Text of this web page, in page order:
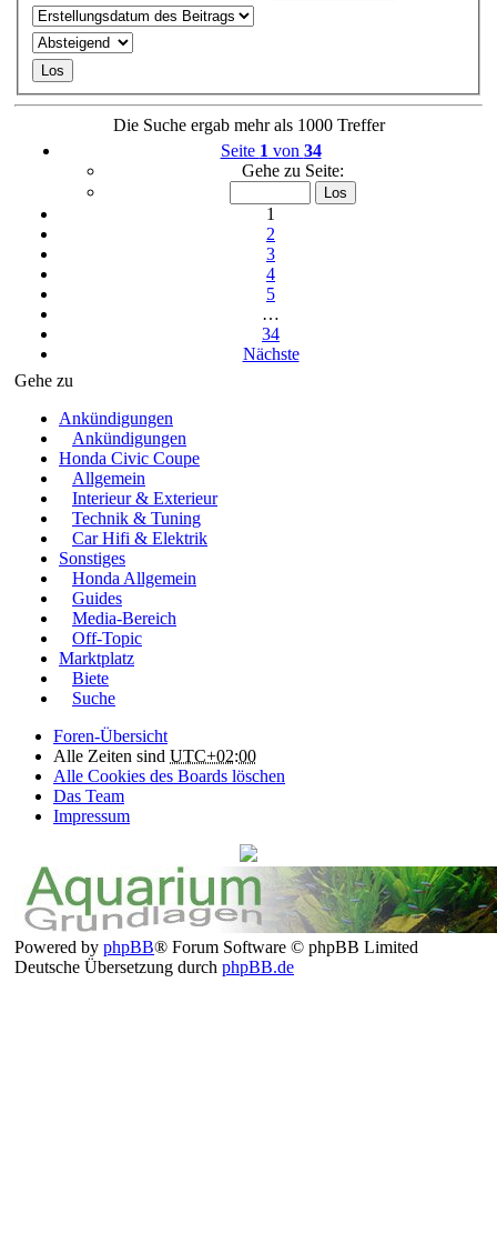
Die Suche ergab mehr als 1000 Treffer
Seite 1 von 34
Gehe zu Seite:
1
2
3
4
5
…
34
Nächste
Gehe zu
Ankündigungen
Ankündigungen
Honda Civic Coupe
Allgemein
Interieur & Exterieur
Technik & Tuning
Car Hifi & Elektrik
Sonstiges
Honda Allgemein
Guides
Media-Bereich
Off-Topic
Marktplatz
Biete
Suche
Foren-Übersicht
Alle Zeiten sind UTC+02:00
Alle Cookies des Boards löschen
Das Team
Impressum
Powered by phpBB® Forum Software © phpBB Limited
Deutsche Übersetzung durch phpBB.de